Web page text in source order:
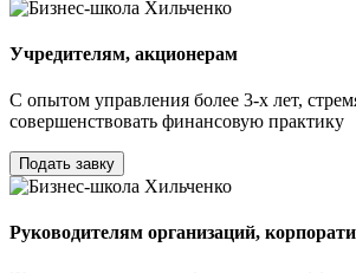
Учредителям, акционерам
С опытом управления более 3-х лет,
совершенствовать финансовую практику
Подать завку
Руководителям организаций,